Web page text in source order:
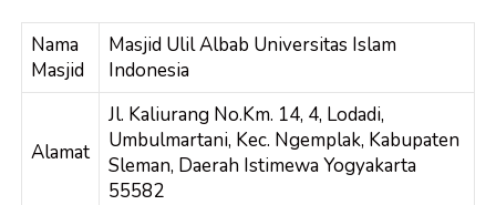
Nama
Masjid
Masjid Ulil Albab Universitas Islam
Indonesia
Alamat
Jl. Kaliurang No.Km. 14, 4, Lodadi,
Umbulmartani, Kec. Ngemplak, Kabupaten
Sleman, Daerah Istimewa Yogyakarta
55582